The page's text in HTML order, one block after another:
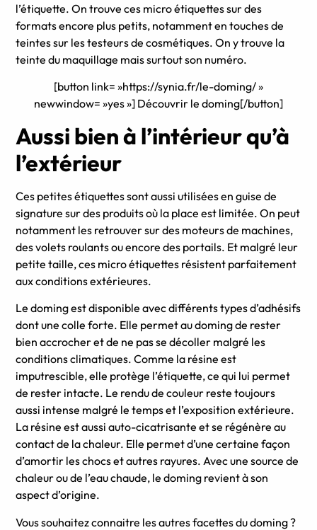
l’étiquette. On trouve ces micro étiquettes sur des
formats encore plus petits, notamment en touches de
teintes sur les testeurs de cosmétiques. On y trouve la
teinte du maquillage mais surtout son numéro.
[button link= »https://synia.fr/le-doming/ »
newwindow= »yes »] Découvrir le doming[/button]
Aussi bien à l’intérieur qu’à
l’extérieur
Ces petites étiquettes sont aussi utilisées en guise de
signature sur des produits où la place est limitée. On peut
notamment les retrouver sur des moteurs de machines,
des volets roulants ou encore des portails. Et malgré leur
petite taille, ces micro étiquettes résistent parfaitement
aux conditions extérieures.
Le doming est disponible avec différents types d’adhésifs
dont une colle forte. Elle permet au doming de rester
bien accrocher et de ne pas se décoller malgré les
conditions climatiques. Comme la résine est
imputrescible, elle protège l’étiquette, ce qui lui permet
de rester intacte. Le rendu de couleur reste toujours
aussi intense malgré le temps et l’exposition extérieure.
La résine est aussi auto-cicatrisante et se régénère au
contact de la chaleur. Elle permet d’une certaine façon
d’amortir les chocs et autres rayures. Avec une source de
chaleur ou de l’eau chaude, le doming revient à son
aspect d’origine.
Vous souhaitez connaitre les autres facettes du doming ?